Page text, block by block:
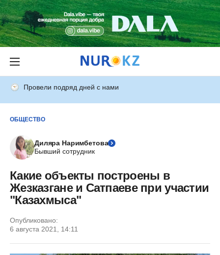
Провели подряд дней с нами
ОБЩЕСТВО
Диляра Наримбетова
Бывший сотрудник
Какие объекты построены в
Жезказгане и Сатпаеве при участии
"Казахмыса"
Опубликовано:
6 августа 2021, 14:11